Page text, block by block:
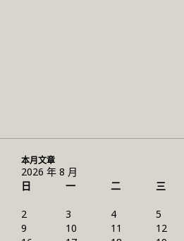
本月文章
2026 年 8 月
日
一 二 三
2
3 4 5
9
10 11 12